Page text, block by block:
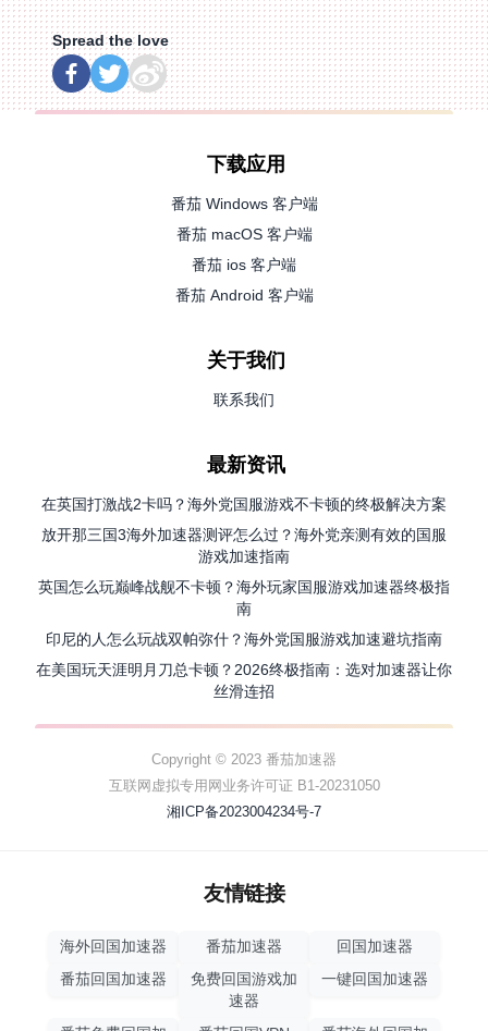
Spread the love
下载应用
番茄 Windows 客户端
番茄 macOS 客户端
番茄 ios 客户端
番茄 Android 客户端
关于我们
联系我们
最新资讯
在英国打激战2卡吗？海外党国服游戏不卡顿的终极解决方案
放开那三国3海外加速器测评怎么过？海外党亲测有效的国服
游戏加速指南
英国怎么玩巅峰战舰不卡顿？海外玩家国服游戏加速器终极指
南
印尼的人怎么玩战双帕弥什？海外党国服游戏加速避坑指南
在美国玩天涯明月刀总卡顿？2026终极指南：选对加速器让你
丝滑连招
Copyright © 2023 番茄加速器
互联网虚拟专用网业务许可证 B1-20231050
湘ICP备2023004234号-7
友情链接
海外回国加速器 番茄加速器
回国加速器
番茄回国加速器
免费回国游戏加
速器
一键回国加速器